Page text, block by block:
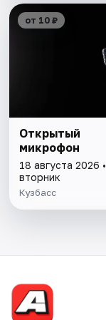
от 10 ₽
Открытый
микрофон
18 августа 2026 •
вторник
Кузбасс